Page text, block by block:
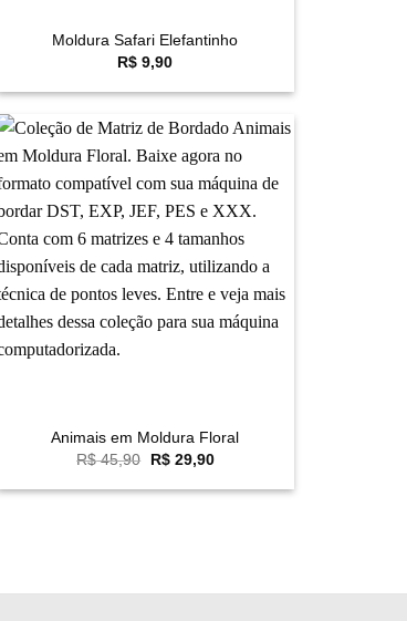
Moldura Safari Elefantinho
R$ 9,90
Favoritar
Animais em Moldura Floral
R$45,90
O
original
R$29,90O
atual